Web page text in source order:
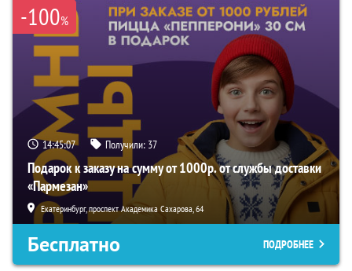
-100%
14:45:06 Получили: 37
Подарок к заказу на сумму от 1000р. от службы доставки
«Пармезан»
Екатеринбург, проспект Академика Сахарова, 64
Бесплатно ПОДРОБНЕЕ